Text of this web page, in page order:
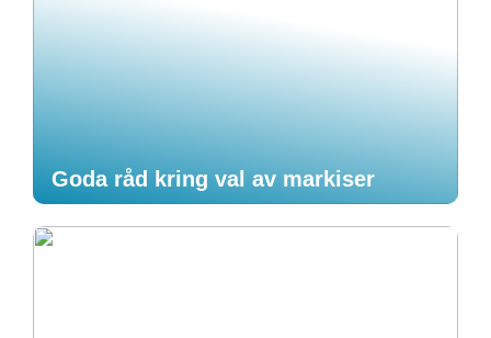
Goda råd kring val av markiser